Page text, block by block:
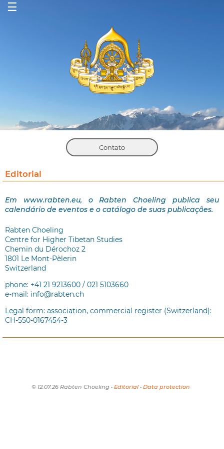
☰
Contato
Editorial
Em www.rabten.eu, o Rabten Choeling publica seu
calendário de eventos e o catálogo de suas publicações.
Rabten Choeling
Centre for Higher Tibetan Studies
Chemin du Dérochoz 2
1801 Le Mont-Pèlerin
Switzerland
phone: +41 21 9213600 / 021 5103660
e-mail: info@rabten.ch
Legal form: association, commercial register (Switzerland):
CH-550-0167454-3
© 12.07.26 Rabten Choeling • Editorial • Data protection